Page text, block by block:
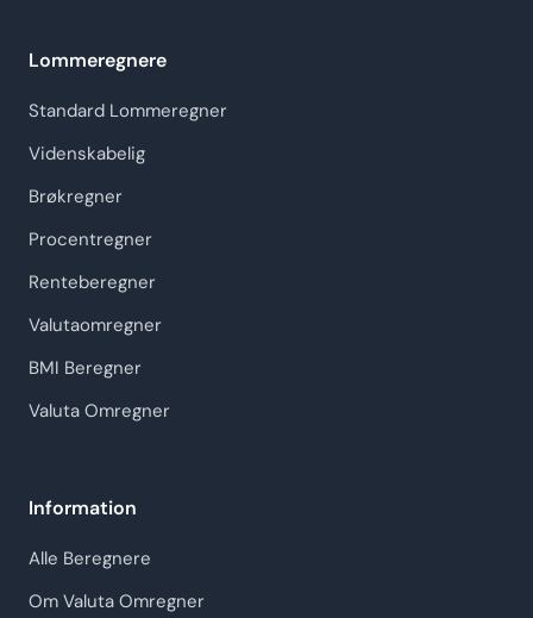
Lommeregnere
Standard Lommeregner
Videnskabelig
Brøkregner
Procentregner
Renteberegner
Valutaomregner
BMI Beregner
Valuta Omregner
Information
Alle Beregnere
Om Valuta Omregner